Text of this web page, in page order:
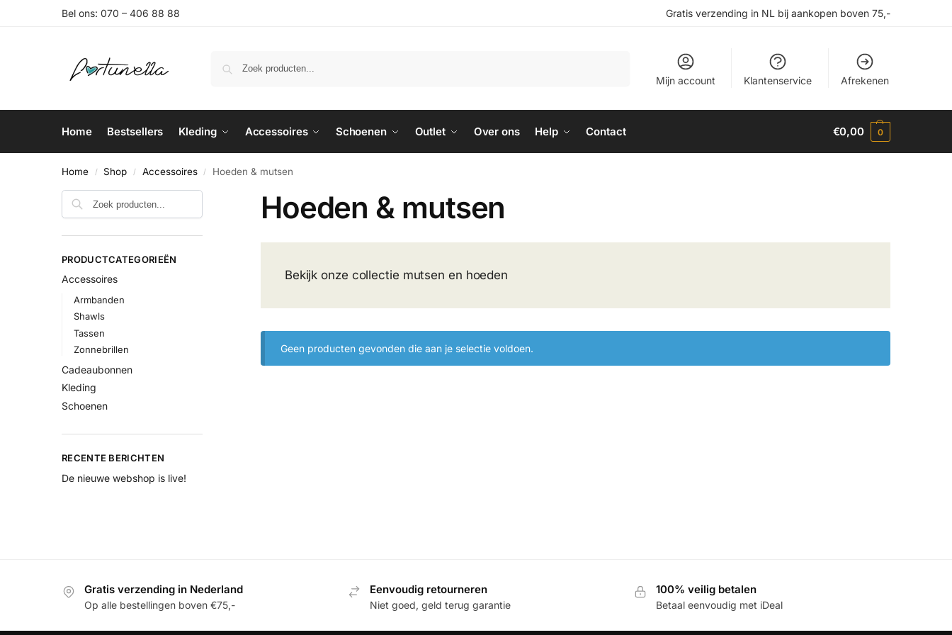
Bel ons: 070 – 406 88 88 Gratis verzending in NL bij aankopen boven 75,-
Mijn account Klantenservice Afrekenen
Home Bestsellers Kleding Accessoires Schoenen Outlet Over ons Help Contact €0,00 0
Home / Shop / Accessoires / Hoeden & mutsen
Hoeden & mutsen
Bekijk onze collectie mutsen en hoeden
Geen producten gevonden die aan je selectie voldoen.
PRODUCTCATEGORIEËN
Accessoires
Armbanden
Shawls
Tassen
Zonnebrillen
Cadeaubonnen
Kleding
Schoenen
RECENTE BERICHTEN
De nieuwe webshop is live!
Gratis verzending in Nederland
Op alle bestellingen boven €75,-
Eenvoudig retourneren
Niet goed, geld terug garantie
100% veilig betalen
Betaal eenvoudig met iDeal